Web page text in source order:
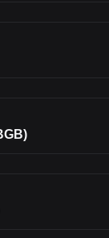
this
across chains and
That said, Fluent is still
shape its future. For
to watch, one that
heading, but also
services
Qualified
financial